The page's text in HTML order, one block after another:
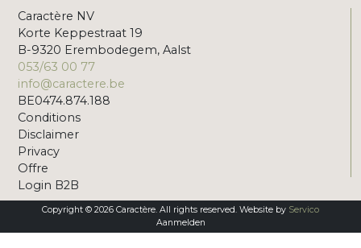
Caractère NV
Korte Keppestraat 19
B-9320 Erembodegem, Aalst
053/63 00 77
info@caractere.be
BE0474.874.188
Conditions
Disclaimer
Privacy
Offre
Login B2B
Copyright © 2026 Caractère. All rights reserved. Website by Servico
Aanmelden